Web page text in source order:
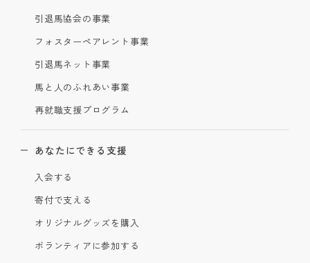
引退馬協会の事業
フォスターペアレント事業
引退馬ネット事業
馬と人のふれあい事業
再就職支援プログラム
あなたにできる支援
入会する
寄付で支える
オリジナルグッズを購入
ボランティアに参加する